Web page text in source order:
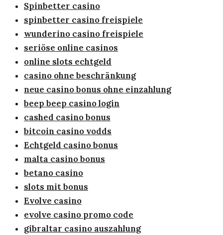
Spinbetter casino
spinbetter casino freispiele
wunderino casino freispiele
seriöse online casinos
online slots echtgeld
casino ohne beschränkung
neue casino bonus ohne einzahlung
beep beep casino login
cashed casino bonus
bitcoin casino vodds
Echtgeld casino bonus
malta casino bonus
betano casino
slots mit bonus
Evolve casino
evolve casino promo code
gibraltar casino auszahlung